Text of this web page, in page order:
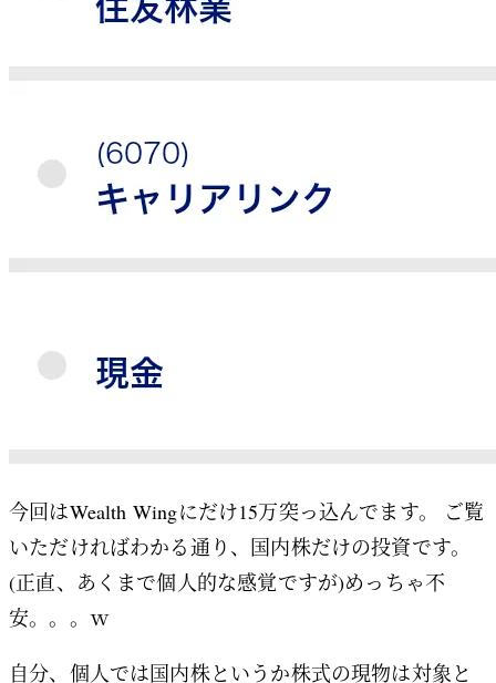
今回はWealth Wingにだけ15万突っ込んでます。 ご覧
いただければわかる通り、国内株だけの投資です。
(正直、あくまで個人的な感覚ですが)めっちゃ不
安。。。ｗ
自分、個人では国内株というか株式の現物は対象と